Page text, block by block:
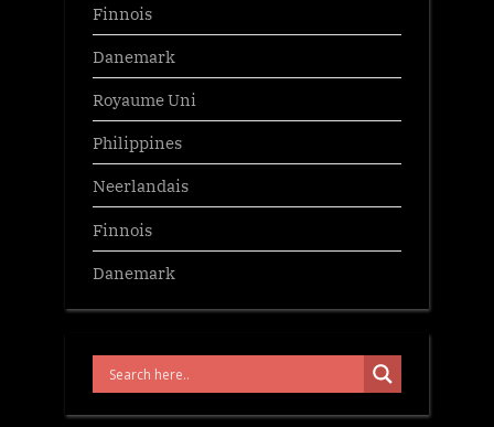
Finnois
Danemark
Royaume Uni
Philippines
Neerlandais
Finnois
Danemark